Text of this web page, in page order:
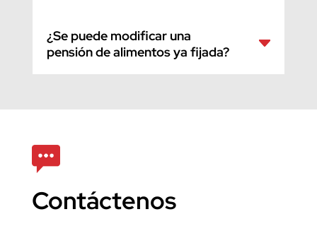
¿Se puede modificar una
pensión de alimentos ya fijada?
Contáctenos